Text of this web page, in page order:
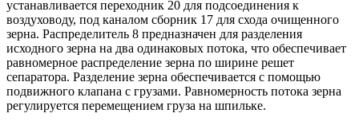
устанавливается переходник 20 для подсоединения к
воздуховоду, под каналом сборник 17 для схода очищенного
зерна. Распределитель 8 предназначен для разделения
исходного зерна на два одинаковых потока, что обеспечивает
равномерное распределение зерна по ширине решет
сепаратора. Разделение зерна обеспечивается с помощью
подвижного клапана с грузами. Равномерность потока зерна
регулируется перемещением груза на шпильке.